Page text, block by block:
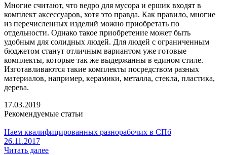
Многие считают, что ведро для мусора и ершик входят в
комплект аксессуаров, хотя это правда. Как правило, многие
из перечисленных изделий можно приобретать по
отдельности. Однако такое приобретение может быть
удобным для солидных людей. Для людей с ограниченным
бюджетом станут отличным вариантом уже готовые
комплекты, которые так же выдержанны в едином стиле.
Изготавливаются такие комплекты посредством разных
материалов, например, керамики, металла, стекла, пластика,
дерева.
17.03.2019
Рекомендуемые статьи
Наем квалифицированных разнорабочих в СПб
26.11.2017
Читать далее